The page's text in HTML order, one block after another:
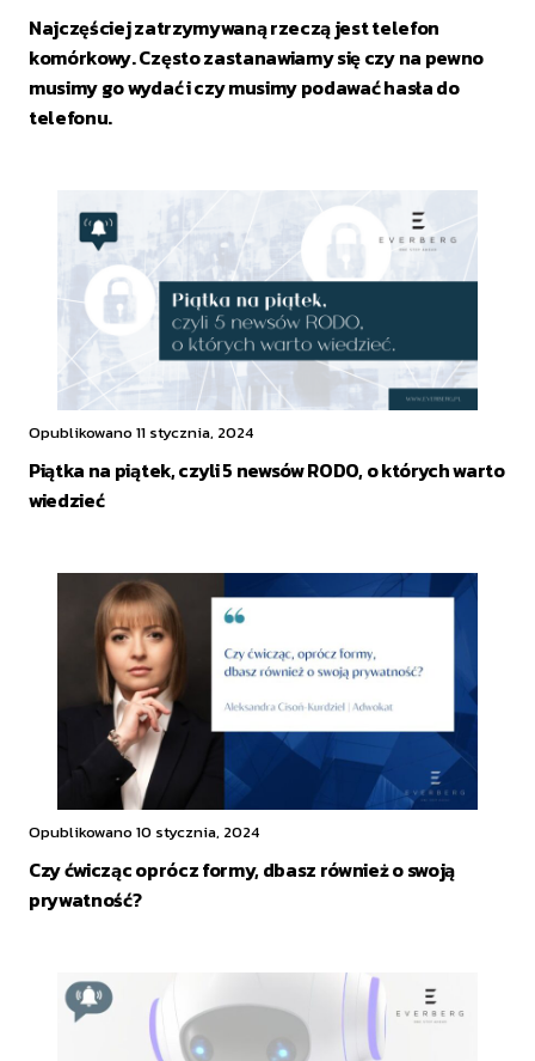
Najczęściej zatrzymywaną rzeczą jest telefon
komórkowy. Często zastanawiamy się czy na pewno
musimy go wydać i czy musimy podawać hasła do
telefonu.
Opublikowano 11 stycznia, 2024
Piątka na piątek, czyli 5 newsów RODO, o których warto
wiedzieć
Opublikowano 10 stycznia, 2024
Czy ćwicząc oprócz formy, dbasz również o swoją
prywatność?